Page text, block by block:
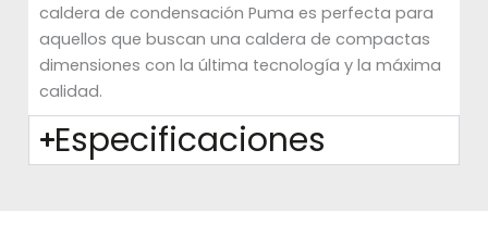
caldera de condensación Puma es perfecta para
aquellos que buscan una caldera de compactas
dimensiones con la última tecnología y la máxima
calidad.
Especificaciones